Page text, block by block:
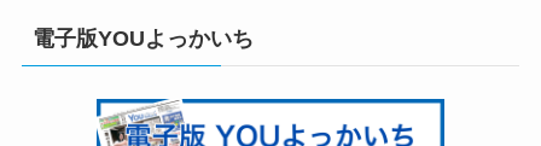
電子版YOUよっかいち